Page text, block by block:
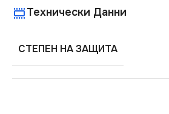
Технически Данни
СТЕПЕН НА ЗАЩИТА